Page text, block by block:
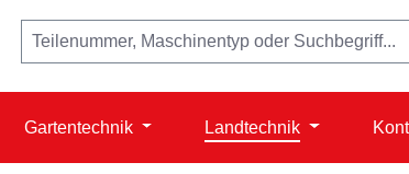
Gartentechnik Landtechnik